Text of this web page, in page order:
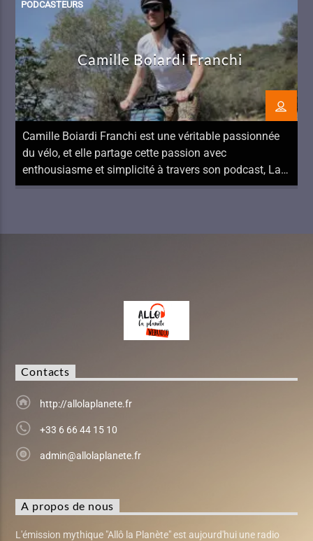
PODCASTEURS
Camille Boiardi Franchi
Camille Boiardi Franchi est une véritable passionnée
du vélo, et elle partage cette passion avec
enthousiasme et simplicité à travers son podcast, La
Pampa, ainsi qu’un livre dédié aux voyages à vélo en
monde à se […]
Contacts
http://allolaplanete.fr
+33 6 66 44 15 10
admin@allolaplanete.fr
A propos de nous
L'émission mythique "Allô la Planète" est aujourd'hui une radio